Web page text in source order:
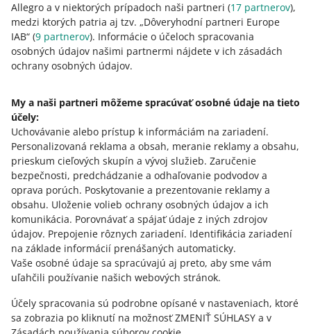
Allegro a v niektorých prípadoch naši partneri (17 partnerov),
medzi ktorých patria aj tzv. „Dôveryhodní partneri Europe
IAB“ (9 partnerov). Informácie o účeloch spracovania
osobných údajov našimi partnermi nájdete v ich zásadách
ochrany osobných údajov.
My a naši partneri môžeme spracúvať osobné údaje na tieto
účely:
Uchovávanie alebo prístup k informáciám na zariadení.
Personalizovaná reklama a obsah, meranie reklamy a obsahu,
prieskum cieľových skupín a vývoj služieb. Zaručenie
bezpečnosti, predchádzanie a odhaľovanie podvodov a
oprava porúch. Poskytovanie a prezentovanie reklamy a
obsahu. Uloženie volieb ochrany osobných údajov a ich
komunikácia. Porovnávať a spájať údaje z iných zdrojov
údajov. Prepojenie rôznych zariadení. Identifikácia zariadení
na základe informácií prenášaných automaticky.
Vaše osobné údaje sa spracúvajú aj preto, aby sme vám
uľahčili používanie našich webových stránok.
Účely spracovania sú podrobne opísané v nastaveniach, ktoré
sa zobrazia po kliknutí na možnosť ZMENIŤ SÚHLASY a v
Táto stránka je dostupná aj v iných jazykoch
o allegro.pl
polski
čeština
English
slovenčina
o allegro.cz
polski
čeština
English
slovenčina
o allegro.sk
polski